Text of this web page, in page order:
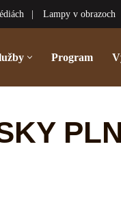
Lampy v obrazoch
Program